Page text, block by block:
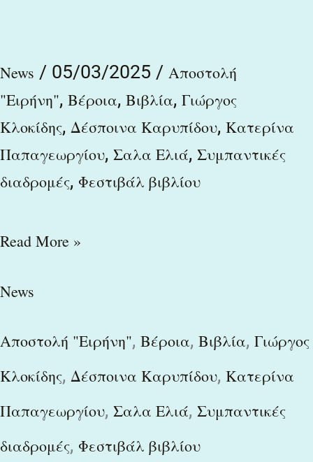
News / 05/03/2025 / Αποστολή
"Ειρήνη", Βέροια, Βιβλία, Γιώργος
Κλοκίδης, Δέσποινα Καρυπίδου, Κατερίνα
Παπαγεωργίου, Σαλα Ελιά, Συμπαντικές
διαδρομές, Φεστιβάλ βιβλίου
Read More »
News
Αποστολή "Ειρήνη", Βέροια, Βιβλία, Γιώργος
Κλοκίδης, Δέσποινα Καρυπίδου, Κατερίνα
Παπαγεωργίου, Σαλα Ελιά, Συμπαντικές
διαδρομές, Φεστιβάλ βιβλίου